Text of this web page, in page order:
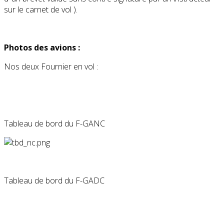
sur le carnet de vol ).
Photos des avions :
Nos deux Fournier en vol :
Tableau de bord du F-GANC
Tableau de bord du F-GADC